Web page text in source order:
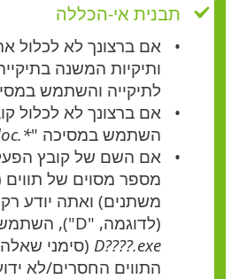
תבנית אי-הכללה
אם ברצונך לא לכלול
ותיקיות המשנה
לתיקייה והשתמש
השתמש במסיכה "*.doc
אם השם של קובץ
מספר מסוים של תווים
משתנים) ואתה יודע
(לדוגמה, "D"), השתמש בתבנית הבאה:
D????.exe (סימני
התווים החסרים/לא